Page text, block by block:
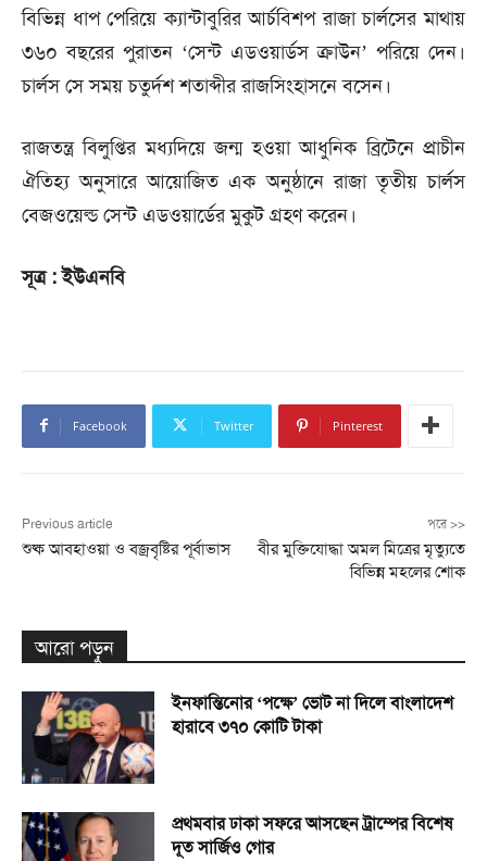
বিভিন্ন ধাপ পেরিয়ে ক্যান্টাবুরির আর্চবিশপ রাজা চার্লসের মাথায়
৩৬০ বছরের পুরাতন ‘সেন্ট এডওয়ার্ডস ক্রাউন’ পরিয়ে দেন।
চার্লস সে সময় চতুর্দশ শতাব্দীর রাজসিংহাসনে বসেন।
রাজতন্ত্র বিলুপ্তির মধ্যদিয়ে জন্ম হওয়া আধুনিক ব্রিটেনে প্রাচীন
ঐতিহ্য অনুসারে আয়োজিত এক অনুষ্ঠানে রাজা তৃতীয় চার্লস
বেজওয়েল্ড সেন্ট এডওয়ার্ডের মুকুট গ্রহণ করেন।
সূত্র : ইউএনবি
Facebook Twitter Pinterest
Previous article
শুষ্ক আবহাওয়া ও বজ্রবৃষ্টির পূর্বাভাস
পরে >>
বীর মুক্তিযোদ্ধা অমল মিত্রের মৃত্যুতে
বিভিন্ন মহলের শোক
আরো পড়ুন
ইনফান্তিনোর ‘পক্ষে’ ভোট না দিলে বাংলাদেশ
হারাবে ৩৭০ কোটি টাকা
প্রথমবার ঢাকা সফরে আসছেন ট্রাম্পের বিশেষ
দূত সার্জিও গোর